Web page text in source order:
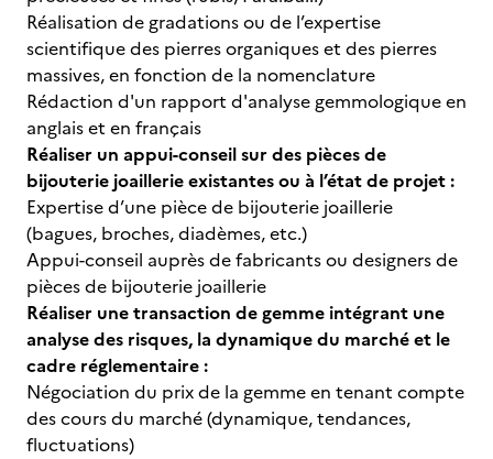
Réalisation de gradations ou de l’expertise
scientifique des pierres organiques et des pierres
massives, en fonction de la nomenclature
Rédaction d'un rapport d'analyse gemmologique en
anglais et en français
Réaliser un appui-conseil sur des pièces de
bijouterie joaillerie existantes ou à l’état de projet :
Expertise d’une pièce de bijouterie joaillerie
(bagues, broches, diadèmes, etc.)
Appui-conseil auprès de fabricants ou designers de
pièces de bijouterie joaillerie
Réaliser une transaction de gemme intégrant une
analyse des risques, la dynamique du marché et le
cadre réglementaire :
Négociation du prix de la gemme en tenant compte
des cours du marché (dynamique, tendances,
fluctuations)